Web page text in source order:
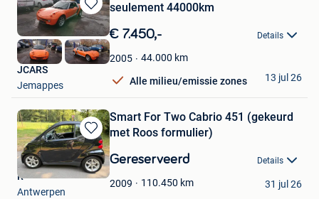
Bewaren
in
Mijn
Favorieten
seulement 44000km
€ 7.450,- Details
2005 44.000 km
Alle milieu/emissie zones
JCARS
Jemappes
13 jul 26
Bewaren
in
Mijn
Favorieten
Smart For Two Cabrio 451 (gekeurd
met Roos formulier)
Gereserveerd Details
2009 110.450 km
R
Antwerpen
31 jul 26